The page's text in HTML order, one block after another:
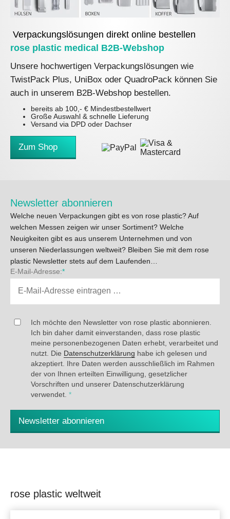
Verpackungslösungen direkt online bestellen
rose plastic medical B2B-Webshop
Unsere hochwertigen Verpackungslösungen wie
TwistPack Plus, UniBox oder QuadroPack können Sie
auch in unserem B2B-Webshop bestellen.
bereits ab 100,- € Mindestbestellwert
Große Auswahl & schnelle Lieferung
Versand via DPD oder Dachser
Zum Shop
Newsletter abonnieren
Welche neuen Verpackungen gibt es von rose plastic? Auf
welchen Messen zeigen wir unser Sortiment? Welche
Neuigkeiten gibt es aus unserem Unternehmen und von
unseren Niederlassungen weltweit? Bleiben Sie mit dem rose
plastic Newsletter stets auf dem Laufenden…
E-Mail-Adresse:*
Ich möchte den Newsletter von rose plastic abonnieren.
Ich bin daher damit einverstanden, dass rose plastic
meine personenbezogenen Daten erhebt, verarbeitet und
nutzt. Die Datenschutzerklärung habe ich gelesen und
akzeptiert. Ihre Daten werden ausschließlich im Rahmen
der von Ihnen erteilten Einwilligung, gesetzlicher
Vorschriften und unserer Datenschutzerklärung
verwendet. *
Newsletter abonnieren
rose plastic weltweit